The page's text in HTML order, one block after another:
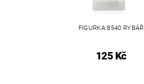
FIGURKA 8540 RYBÁŘ
125 Kč